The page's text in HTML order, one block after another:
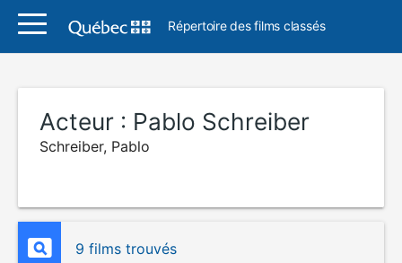
Répertoire des films classés
Acteur : Pablo Schreiber
Schreiber, Pablo
9 films trouvés